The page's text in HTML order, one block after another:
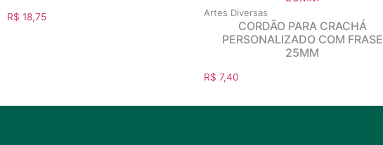
R$ 18,75 Artes Diversas
CORDÃO PARA CRACHÁ
PERSONALIZADO COM FRASE
25MM
R$ 7,40